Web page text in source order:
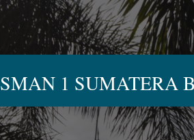
SMAN 1 SUMATERA